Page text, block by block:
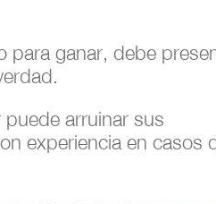
para ganar, debe
arruinar sus
experiencia en casos